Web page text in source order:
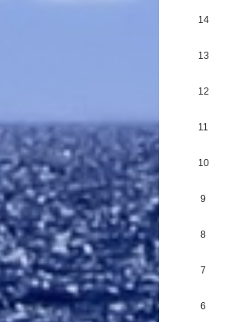
14
13
12
11
10
9
8
7
6